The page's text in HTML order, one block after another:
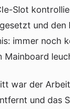
Slot
und den
immer noch
Mainboard
war der
und das